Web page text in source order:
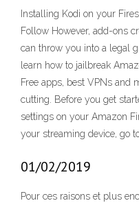
Installing Kodi on your
Follow However, add-ons
can throw you into a legal
learn how to jailbreak
Free apps, best VPNs and
cutting. Before you get
settings on your Amazon
your streaming device, go
01/02/2019
Pour ces raisons et plus